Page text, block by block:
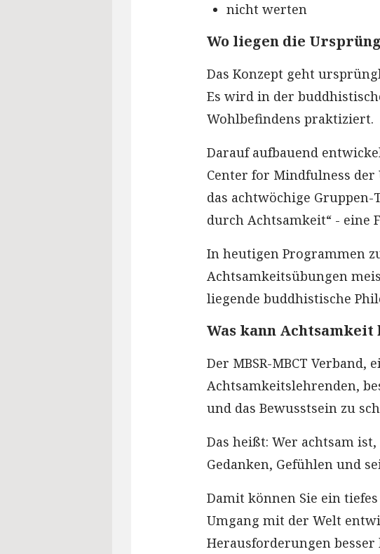
nicht werten
Wo liegen die
Das Konzept geht
Es wird in der
Wohlbefindens praktiziert.
Darauf aufbauend
Center for Mindfulness der
das achtwöchige
durch Achtsamkeit“ - eine
In heutigen Programmen
Achtsamkeitsübungen
liegende buddhistische
Was kann
Der MBSR-MBCT Verband,
Achtsamkeitslehrenden,
und das Bewusstsein zu
Das heißt: Wer achtsam
Gedanken, Gefühlen und
Damit können Sie ein
Umgang mit der Welt
Herausforderungen